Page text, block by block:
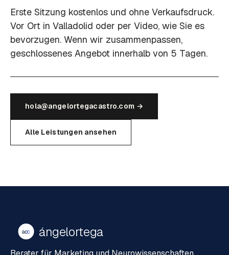
Erste Sitzung kostenlos und ohne Verkaufsdruck.
Vor Ort in Valladolid oder per Video, wie Sie es
bevorzugen. Wenn wir zusammenpassen,
geschlossenes Angebot innerhalb von 5 Tagen.
hola@angelortegacastro.com →
Alle Leistungen ansehen
aoc ángelortega